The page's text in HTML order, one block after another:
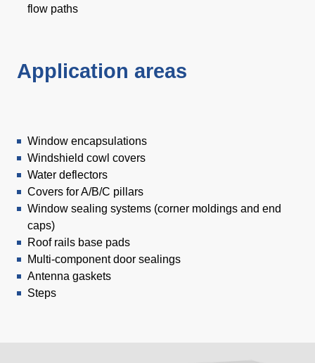
flow paths
Application areas
Window encapsulations
Windshield cowl covers
Water deflectors
Covers for A/B/C pillars
Window sealing systems (corner moldings and end
caps)
Roof rails base pads
Multi-component door sealings
Antenna gaskets
Steps